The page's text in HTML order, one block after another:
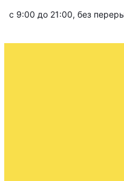
с 9:00 до 21:00, без